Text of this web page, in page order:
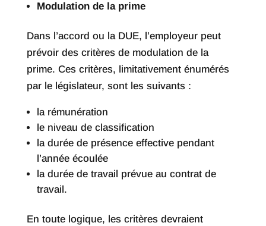
Modulation de la prime
Dans l’accord ou la DUE, l’employeur peut
prévoir des critères de modulation de la
prime. Ces critères, limitativement énumérés
par le législateur, sont les suivants :
la rémunération
le niveau de classification
la durée de présence effective pendant
l’année écoulée
la durée de travail prévue au contrat de
travail.
En toute logique, les critères devraient